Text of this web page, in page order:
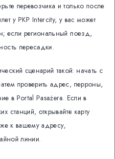
перевозчика и только после
у PKP Intercity, у вас может
если региональный поезд,
пересадки.
сценарий такой: начать с
проверить адрес, перроны,
в Portal Pasażera. Если в
станций, открывайте карту
к вашему адресу,
линии.